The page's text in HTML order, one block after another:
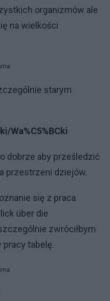
organizmów ale
na wielkości
starym
Wa%C5%BCki
dobrze aby prześledzić
przestrzeni dziejów.
się z praca
über die
zwróciłbym
pracy tabelę.